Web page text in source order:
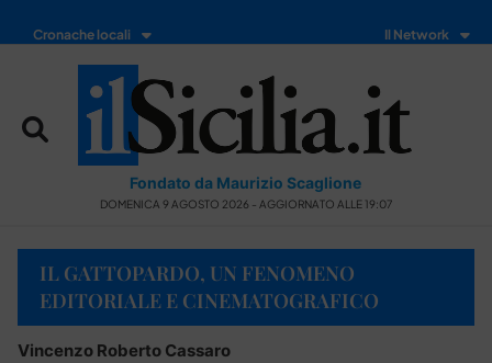
Cronache locali Il Network
Fondato da Maurizio Scaglione
DOMENICA 9 AGOSTO 2026 - AGGIORNATO ALLE 19:07
IL GATTOPARDO, UN FENOMENO
EDITORIALE E CINEMATOGRAFICO
Vincenzo Roberto Cassaro